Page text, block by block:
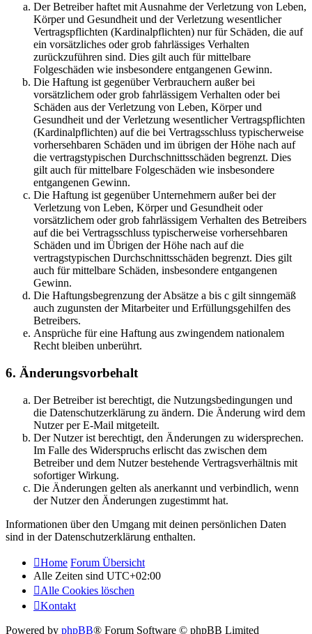
Der Betreiber haftet mit Ausnahme der Verletzung von Leben,
Körper und Gesundheit und der Verletzung wesentlicher
Vertragspflichten (Kardinalpflichten) nur für Schäden, die auf
ein vorsätzliches oder grob fahrlässiges Verhalten
zurückzuführen sind. Dies gilt auch für mittelbare
Folgeschäden wie insbesondere entgangenen Gewinn.
Die Haftung ist gegenüber Verbrauchern außer bei
vorsätzlichem oder grob fahrlässigem Verhalten oder bei
Schäden aus der Verletzung von Leben, Körper und
Gesundheit und der Verletzung wesentlicher Vertragspflichten
(Kardinalpflichten) auf die bei Vertragsschluss typischerweise
vorhersehbaren Schäden und im übrigen der Höhe nach auf
die vertragstypischen Durchschnittsschäden begrenzt. Dies
gilt auch für mittelbare Folgeschäden wie insbesondere
entgangenen Gewinn.
Die Haftung ist gegenüber Unternehmern außer bei der
Verletzung von Leben, Körper und Gesundheit oder
vorsätzlichem oder grob fahrlässigem Verhalten des Betreibers
auf die bei Vertragsschluss typischerweise vorhersehbaren
Schäden und im Übrigen der Höhe nach auf die
vertragstypischen Durchschnittsschäden begrenzt. Dies gilt
auch für mittelbare Schäden, insbesondere entgangenen
Gewinn.
Die Haftungsbegrenzung der Absätze a bis c gilt sinngemäß
auch zugunsten der Mitarbeiter und Erfüllungsgehilfen des
Betreibers.
Ansprüche für eine Haftung aus zwingendem nationalem
Recht bleiben unberührt.
6. Änderungsvorbehalt
Der Betreiber ist berechtigt, die Nutzungsbedingungen und
die Datenschutzerklärung zu ändern. Die Änderung wird dem
Nutzer per E-Mail mitgeteilt.
Der Nutzer ist berechtigt, den Änderungen zu widersprechen.
Im Falle des Widerspruchs erlischt das zwischen dem
Betreiber und dem Nutzer bestehende Vertragsverhältnis mit
sofortiger Wirkung.
Die Änderungen gelten als anerkannt und verbindlich, wenn
der Nutzer den Änderungen zugestimmt hat.
Informationen über den Umgang mit deinen persönlichen Daten
sind in der Datenschutzerklärung enthalten.
Home Forum Übersicht
Alle Zeiten sind UTC+02:00
Alle Cookies löschen
Kontakt
Powered by phpBB® Forum Software © phpBB Limited